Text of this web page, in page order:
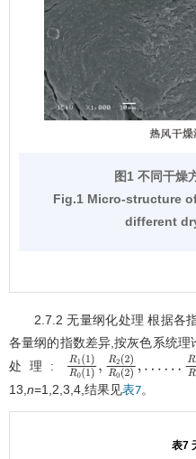
图1 不同干燥
Fig.1 Micro-structure
different
2.7.2 无量纲化处理 根据各
各量纲的指数差异,按灰色系统
处理:
R1(1)R0( 1 ) ,R 2 (2)
Rn(i)R0(i)……
13, n=1,2,3,4,结果见表7。
表7